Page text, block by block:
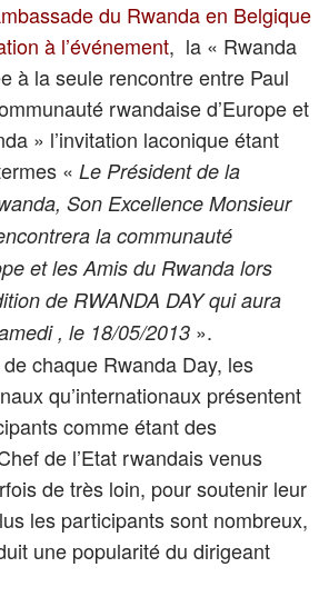
du Rwanda en Belgique
à l’événement, la « Rwanda
à la seule rencontre entre Paul
rwandaise d’Europe et
» l’invitation laconique étant
« Le Président de la
Son Excellence Monsieur
la communauté
et les Amis du Rwanda lors
de RWANDA DAY qui aura
, le 18/05/2013 ».
chaque Rwanda Day, les
qu’internationaux présentent
comme étant des
de l’Etat rwandais venus
de très loin, pour soutenir leur
les participants sont nombreux,
une popularité du dirigeant